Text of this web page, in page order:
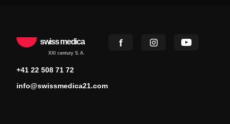
swiss medica
XXI century S.A.
+41 22 508 71 72
info@swissmedica21.com